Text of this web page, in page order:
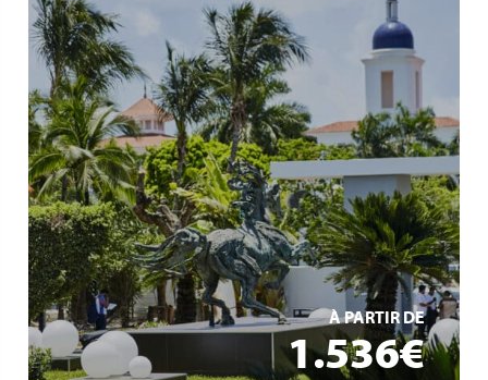
À PARTIR DE
1.536€
Expérience All Inclusive
À proximité de sites incontournables
Accès rapide à la plage
EN SAVOIR +